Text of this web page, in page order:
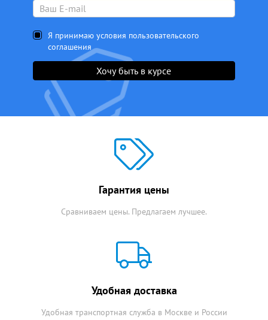
Я принимаю условия пользовательского
соглашения
Хочу быть в курсе
Гарантия цены
Сравниваем цены. Предлагаем лучшее.
Удобная доставка
Удобная транспортная служба в Москве и России